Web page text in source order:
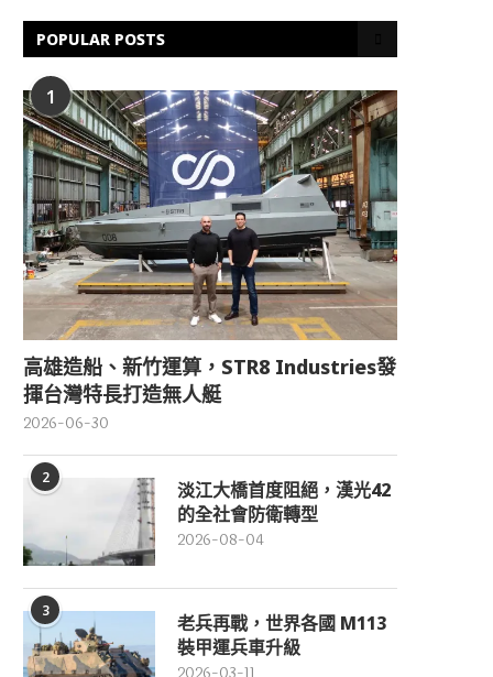
POPULAR POSTS
1
高雄造船、新竹運算，STR8 Industries發
揮台灣特長打造無人艇
2026-06-30
2
淡江大橋首度阻絕，漢光42
的全社會防衛轉型
2026-08-04
3
老兵再戰，世界各國 M113
裝甲運兵車升級